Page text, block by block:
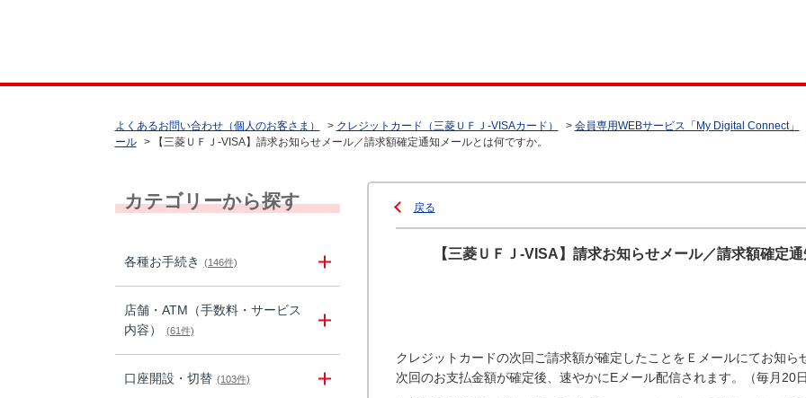
よくあるお問い合わせ（個人のお客さま） > クレジットカード（三菱ＵＦＪ-VISAカード） > 会員専用WEBサービス「My Digital Connect」
ール
> 【三菱ＵＦＪ-VISA】請求お知らせメール／請求額確定通知メールとは何ですか。
カテゴリーから探す
各種お手続き (146件)
店舗・ATM（手数料・サービス
内容）
(61件)
口座開設・切替 (103件)
戻る
【三菱ＵＦＪ-VISA】請求お知らせメール／請求額確定通
クレジットカードの次回ご請求額が確定したことをＥメールにてお知ら
次回のお支払金額が確定後、速やかにEメール配信されます。（毎月20